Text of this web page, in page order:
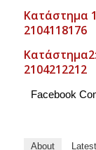
Κατάστημα
2104118176
2104212212
Facebook
About